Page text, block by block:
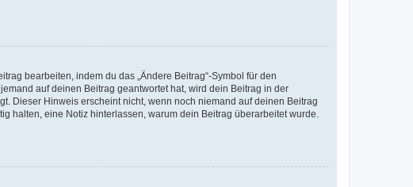
bearbeiten, indem du das „Ändere Beitrag“-Symbol für den
auf deinen Beitrag geantwortet hat, wird dein Beitrag in der
Dieser Hinweis erscheint nicht, wenn noch niemand auf deinen Beitrag
halten, eine Notiz hinterlassen, warum dein Beitrag überarbeitet wurde.